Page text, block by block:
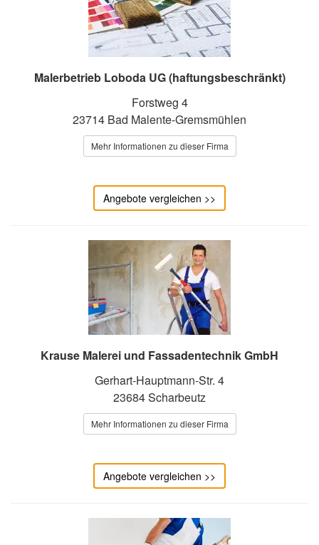
Malerbetrieb Loboda UG (haftungsbeschränkt)
Forstweg 4
23714 Bad Malente-Gremsmühlen
Mehr Informationen zu dieser Firma
Angebote vergleichen >>
Krause Malerei und Fassadentechnik GmbH
Gerhart-Hauptmann-Str. 4
23684 Scharbeutz
Mehr Informationen zu dieser Firma
Angebote vergleichen >>